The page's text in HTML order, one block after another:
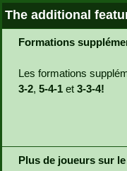
The additional
Formations
Les formations
3-2,5-4-1 et3-3-4!
Plus de joueurs sur